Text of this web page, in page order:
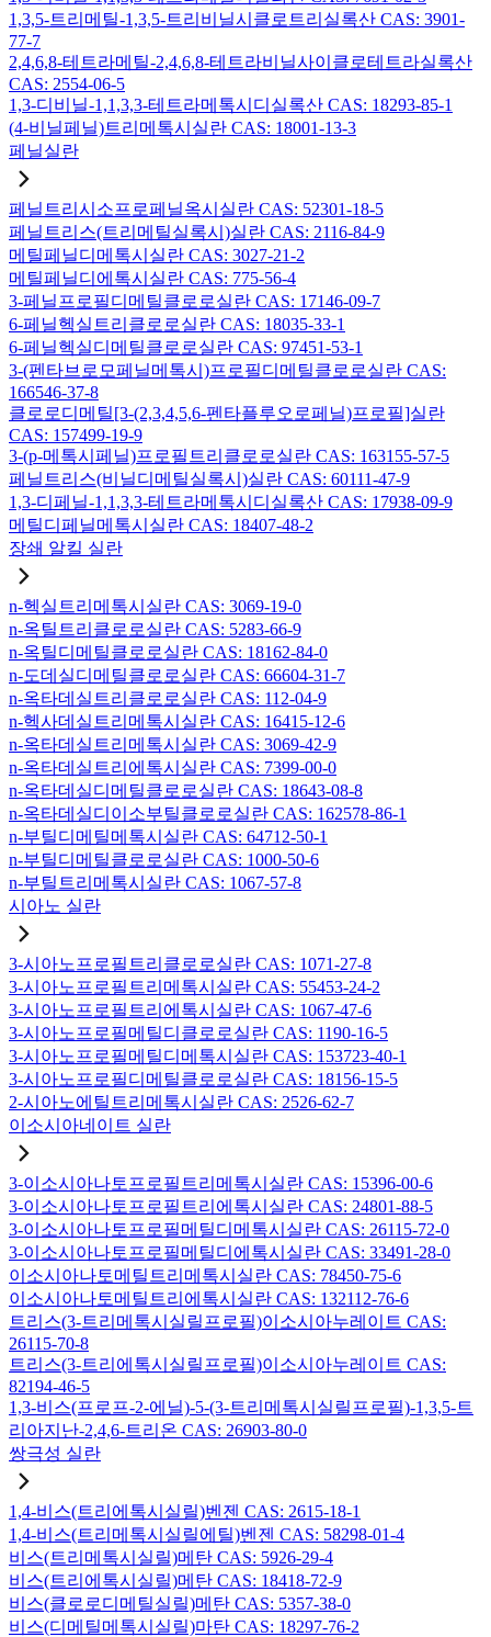
1,3,5-트리메틸-1,3,5-트리비닐시클로트리실록산 CAS: 3901-
77-7
2,4,6,8-테트라메틸-2,4,6,8-테트라비닐사이클로테트라실록산
CAS: 2554-06-5
1,3-디비닐-1,1,3,3-테트라메톡시디실록산 CAS: 18293-85-1
(4-비닐페닐)트리메톡시실란 CAS: 18001-13-3
페닐실란
페닐트리시소프로페닐옥시실란 CAS: 52301-18-5
페닐트리스(트리메틸실록시)실란 CAS: 2116-84-9
메틸페닐디메톡시실란 CAS: 3027-21-2
메틸페닐디에톡시실란 CAS: 775-56-4
3-페닐프로필디메틸클로로실란 CAS: 17146-09-7
6-페닐헥실트리클로로실란 CAS: 18035-33-1
6-페닐헥실디메틸클로로실란 CAS: 97451-53-1
3-(펜타브로모페닐메톡시)프로필디메틸클로로실란 CAS:
166546-37-8
클로로디메틸[3-(2,3,4,5,6-펜타플루오로페닐)프로필]실란
CAS: 157499-19-9
3-(p-메톡시페닐)프로필트리클로로실란 CAS: 163155-57-5
페닐트리스(비닐디메틸실록시)실란 CAS: 60111-47-9
1,3-디페닐-1,1,3,3-테트라메톡시디실록산 CAS: 17938-09-9
메틸디페닐메톡시실란 CAS: 18407-48-2
장쇄 알킬 실란
n-헥실트리메톡시실란 CAS: 3069-19-0
n-옥틸트리클로로실란 CAS: 5283-66-9
n-옥틸디메틸클로로실란 CAS: 18162-84-0
n-도데실디메틸클로로실란 CAS: 66604-31-7
n-옥타데실트리클로로실란 CAS: 112-04-9
n-헥사데실트리메톡시실란 CAS: 16415-12-6
n-옥타데실트리메톡시실란 CAS: 3069-42-9
n-옥타데실트리에톡시실란 CAS: 7399-00-0
n-옥타데실디메틸클로로실란 CAS: 18643-08-8
n-옥타데실디이소부틸클로로실란 CAS: 162578-86-1
n-부틸디메틸메톡시실란 CAS: 64712-50-1
n-부틸디메틸클로로실란 CAS: 1000-50-6
n-부틸트리메톡시실란 CAS: 1067-57-8
시아노 실란
3-시아노프로필트리클로로실란 CAS: 1071-27-8
3-시아노프로필트리메톡시실란 CAS: 55453-24-2
3-시아노프로필트리에톡시실란 CAS: 1067-47-6
3-시아노프로필메틸디클로로실란 CAS: 1190-16-5
3-시아노프로필메틸디메톡시실란 CAS: 153723-40-1
3-시아노프로필디메틸클로로실란 CAS: 18156-15-5
2-시아노에틸트리메톡시실란 CAS: 2526-62-7
이소시아네이트 실란
3-이소시아나토프로필트리메톡시실란 CAS: 15396-00-6
3-이소시아나토프로필트리에톡시실란 CAS: 24801-88-5
3-이소시아나토프로필메틸디메톡시실란 CAS: 26115-72-0
3-이소시아나토프로필메틸디에톡시실란 CAS: 33491-28-0
이소시아나토메틸트리메톡시실란 CAS: 78450-75-6
이소시아나토메틸트리에톡시실란 CAS: 132112-76-6
트리스(3-트리메톡시실릴프로필)이소시아누레이트 CAS:
26115-70-8
트리스(3-트리에톡시실릴프로필)이소시아누레이트 CAS:
82194-46-5
1,3-비스(프로프-2-에닐)-5-(3-트리메톡시실릴프로필)-1,3,5-트
리아지난-2,4,6-트리온 CAS: 26903-80-0
쌍극성 실란
1,4-비스(트리에톡시실릴)벤젠 CAS: 2615-18-1
1,4-비스(트리메톡시실릴에틸)벤젠 CAS: 58298-01-4
비스(트리메톡시실릴)메탄 CAS: 5926-29-4
비스(트리에톡시실릴)메탄 CAS: 18418-72-9
비스(클로로디메틸실릴)메탄 CAS: 5357-38-0
비스(디메틸메톡시실릴)마탄 CAS: 18297-76-2